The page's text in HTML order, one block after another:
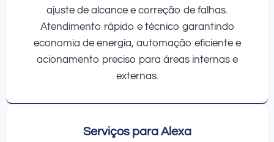
ajuste de alcance e correção de falhas.
Atendimento rápido e técnico garantindo
economia de energia, automação eficiente e
acionamento preciso para áreas internas e
externas.
Serviços para Alexa